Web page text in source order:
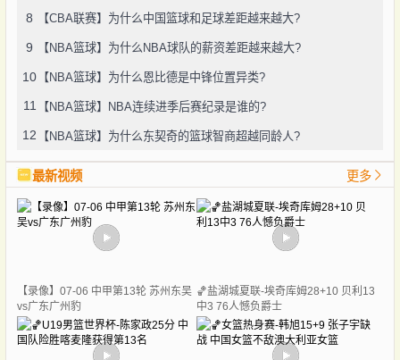
8 【CBA联赛】为什么中国篮球和足球差距越来越大?
9 【NBA篮球】为什么NBA球队的薪资差距越来越大?
10 【NBA篮球】为什么恩比德是中锋位置异类?
11 【NBA篮球】NBA连续进季后赛纪录是谁的?
12 【NBA篮球】为什么东契奇的篮球智商超越同龄人?
最新视频 更多
【录像】07-06 中甲第13轮 苏州东吴
vs广东广州豹
🏀盐湖城夏联-埃奇库姆28+10 贝利13
中3 76人憾负爵士